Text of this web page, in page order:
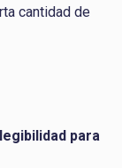
cantidad de
para